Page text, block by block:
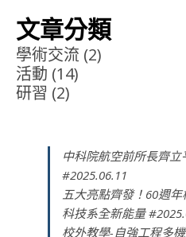
文章分類
學術交流 (2)
活動 (14)
研習 (2)
中科院航空前所長齊
#2025.06.11
五大亮點齊發！60週
科技系全新能量
校外教學-自強工程多